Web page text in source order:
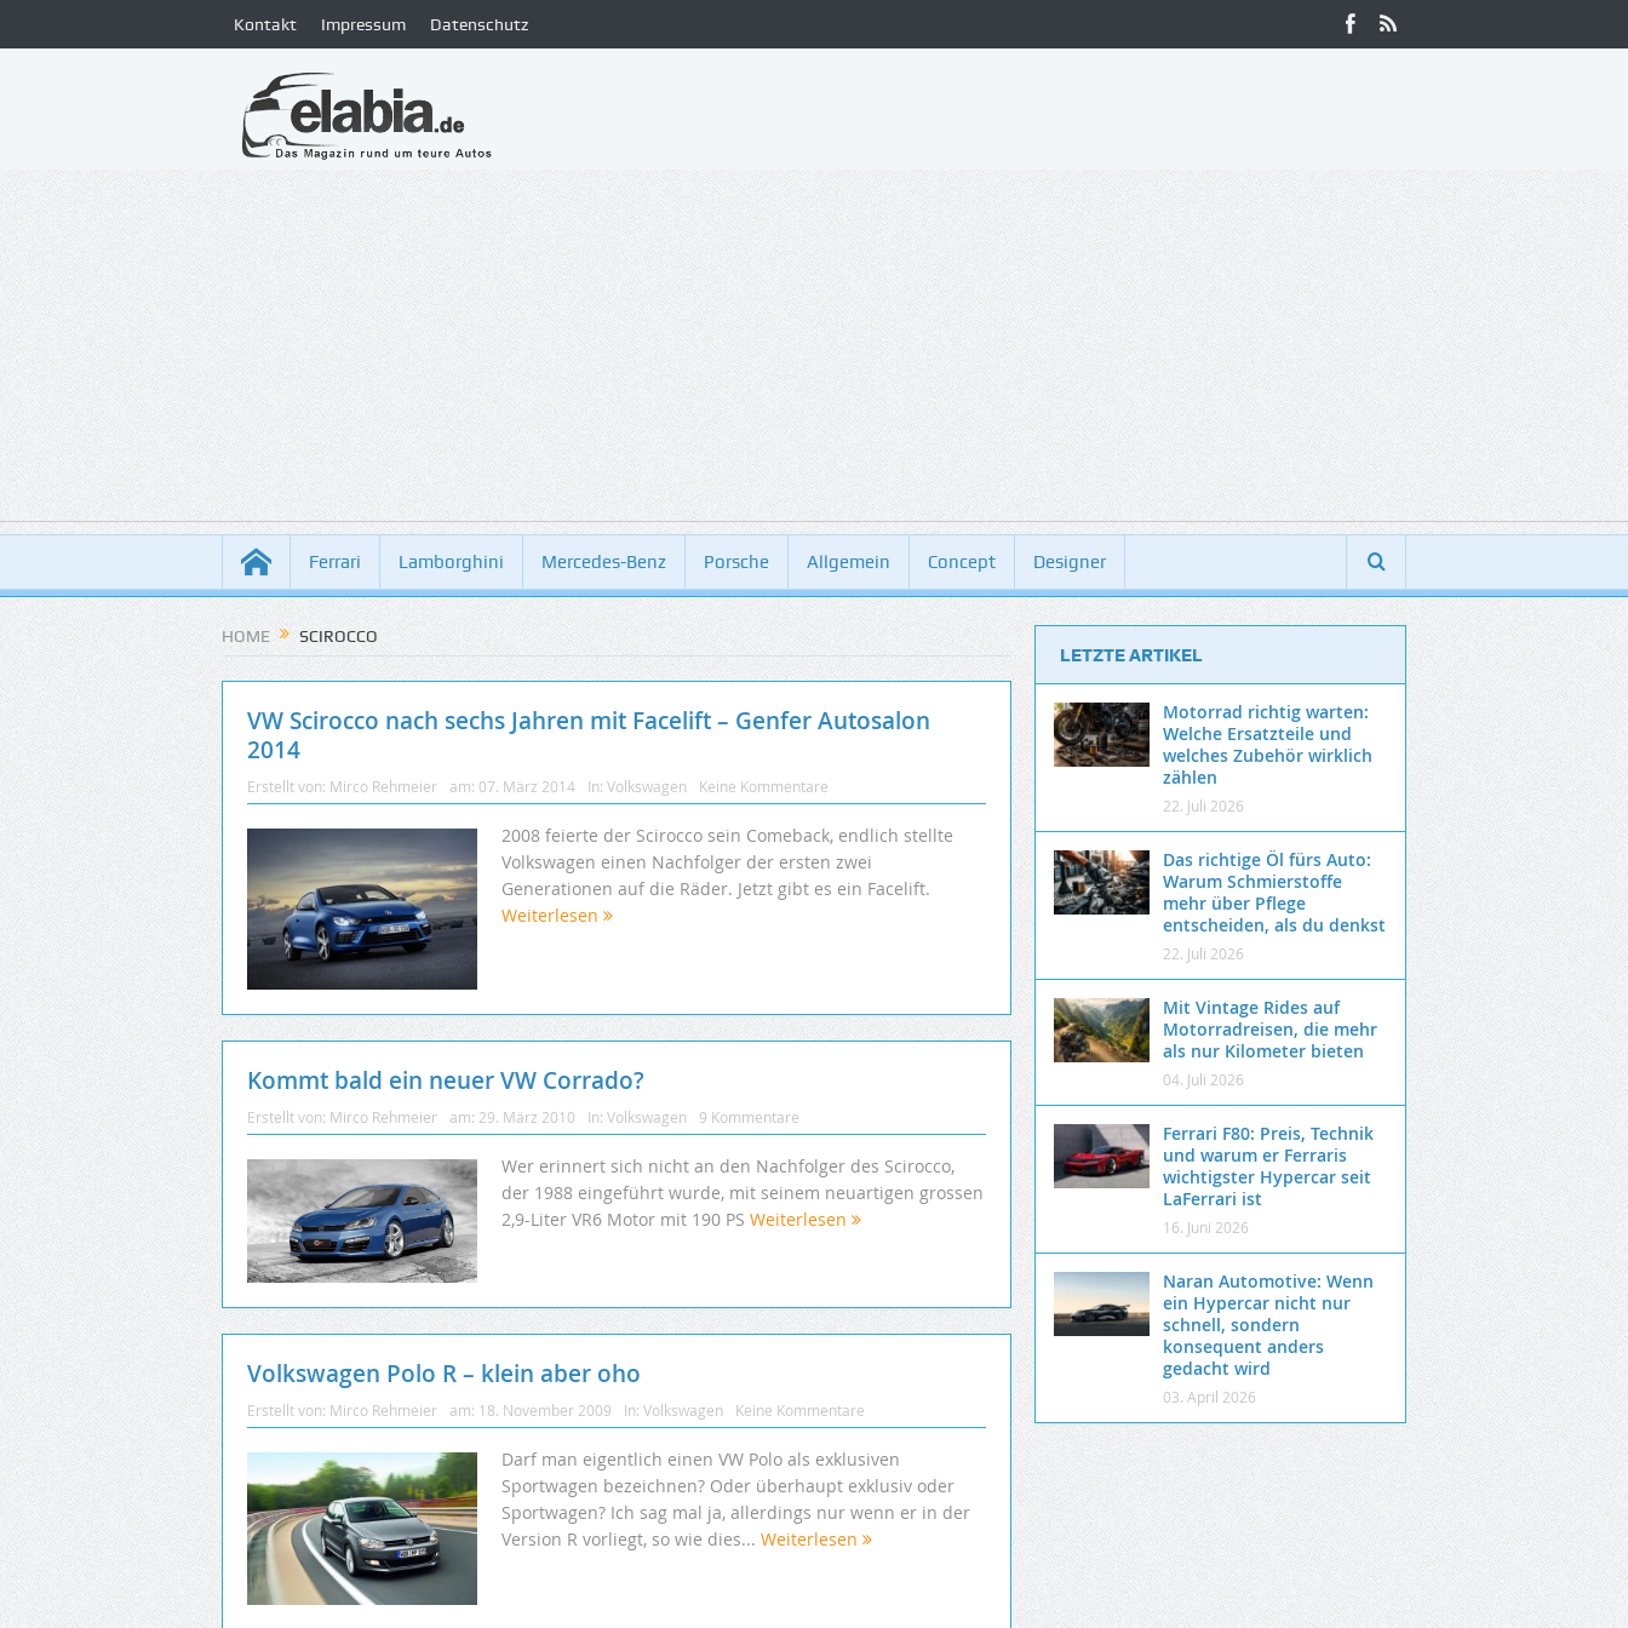
Kontakt Impressum Datenschutz
Ferrari Lamborghini Mercedes-Benz Porsche Allgemein Concept Designer
HOME SCIROCCO
VW Scirocco nach sechs Jahren mit Facelift – Genfer Autosalon
2014
Erstellt von: Mirco Rehmeier am: 07. März 2014 In: Volkswagen Keine Kommentare
2008 feierte der Scirocco sein Comeback, endlich stellte
Volkswagen einen Nachfolger der ersten zwei
Generationen auf die Räder. Jetzt gibt es ein Facelift.
Weiterlesen
Kommt bald ein neuer VW Corrado?
Erstellt von: Mirco Rehmeier am: 29. März 2010 In: Volkswagen 9 Kommentare
Wer erinnert sich nicht an den Nachfolger des Scirocco,
der 1988 eingeführt wurde, mit seinem neuartigen grossen
2,9-Liter VR6 Motor mit 190 PS Weiterlesen
Volkswagen Polo R – klein aber oho
Erstellt von: Mirco Rehmeier am: 18. November 2009 In: Volkswagen Keine Kommentare
Darf man eigentlich einen VW Polo als exklusiven
Sportwagen bezeichnen? Oder überhaupt exklusiv oder
Sportwagen? Ich sag mal ja, allerdings nur wenn er in der
Version R vorliegt, so wie dies... Weiterlesen
LETZTE ARTIKEL
Motorrad richtig warten:
Welche Ersatzteile und
welches Zubehör wirklich
zählen
22. Juli 2026
Das richtige Öl fürs Auto:
Warum Schmierstoffe
mehr über Pflege
entscheiden, als du denkst
22. Juli 2026
Mit Vintage Rides auf
Motorradreisen, die mehr
als nur Kilometer bieten
04. Juli 2026
Ferrari F80: Preis, Technik
und warum er Ferraris
wichtigster Hypercar seit
LaFerrari ist
16. Juni 2026
Naran Automotive: Wenn
ein Hypercar nicht nur
schnell, sondern
konsequent anders
gedacht wird
03. April 2026